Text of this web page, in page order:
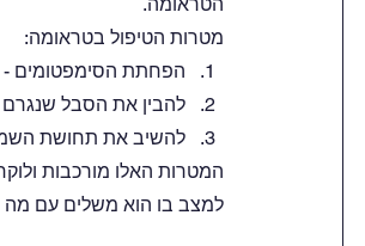
הטראומה.
מטרות הטיפול בטראומה:
הפחתת הסימפטומים -
להבין את הסבל שנגרם
להשיב את תחושת
המטרות האלו מורכבות
למצב בו הוא משלים עם מה